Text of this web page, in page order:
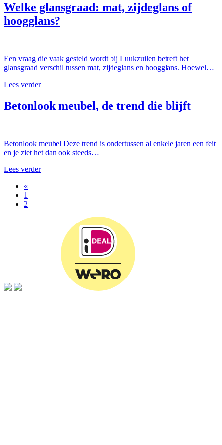
Welke glansgraad: mat, zijdeglans of
hoogglans?
Een vraag die vaak gesteld wordt bij Luukzuilen betreft het
glansgraad verschil tussen mat, zijdeglans en hoogglans. Hoewel…
Lees verder
Betonlook meubel, de trend die blijft
Betonlook meubel Deze trend is ondertussen al enkele jaren een feit
en je ziet het dan ook steeds…
Lees verder
«
1
2